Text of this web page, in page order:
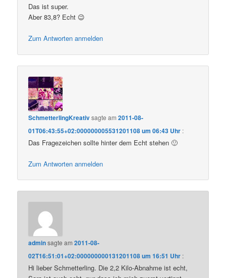
Das ist super.
Aber 83,8? Echt 😉
Zum Antworten anmelden
SchmetterlingKreativsagte am2011-08-
01T06:43:55+02:000000005531201108 um 06:43 Uhr :
Das Fragezeichen sollte hinter dem Echt stehen 🙂
Zum Antworten anmelden
adminsagte am2011-08-
02T16:51:01+02:000000000131201108 um 16:51 Uhr :
Hi lieber Schmetterling. Die 2,2 Kilo-Abnahme ist echt,